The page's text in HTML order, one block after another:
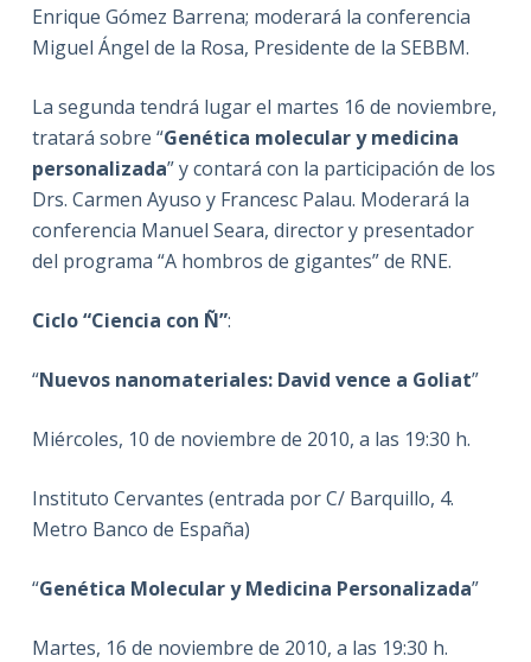
Enrique Gómez Barrena; moderará la conferencia
Miguel Ángel de la Rosa, Presidente de la SEBBM.
La segunda tendrá lugar el martes 16 de noviembre,
tratará sobre “Genética molecular y medicina
personalizada” y contará con la participación de los
Drs. Carmen Ayuso y Francesc Palau. Moderará la
conferencia Manuel Seara, director y presentador
del programa “A hombros de gigantes” de RNE.
Ciclo “Ciencia con Ñ”:
“Nuevos nanomateriales: David vence a Goliat”
Miércoles, 10 de noviembre de 2010, a las 19:30 h.
Instituto Cervantes (entrada por C/ Barquillo, 4.
Metro Banco de España)
“Genética Molecular y Medicina Personalizada”
Martes, 16 de noviembre de 2010, a las 19:30 h.